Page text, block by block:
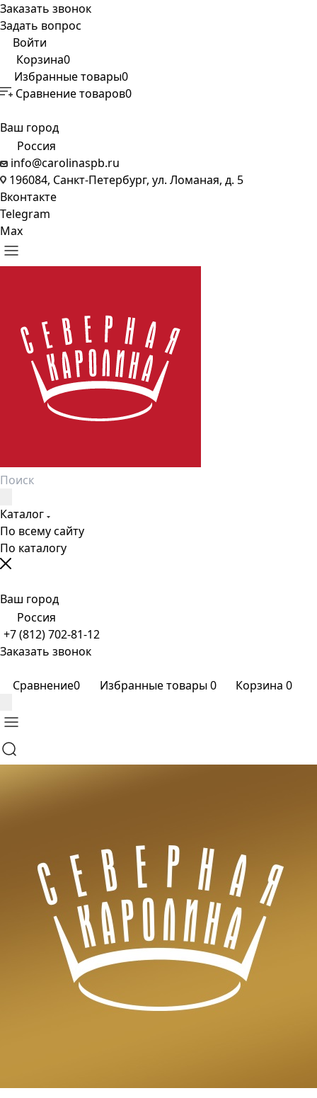
Заказать звонок
Задать вопрос
Войти
Корзина0
Избранные товары0
Сравнение товаров0
Ваш город
Россия
info@carolinaspb.ru
196084, Санкт-Петербург, ул. Ломаная, д. 5
Вконтакте
Telegram
Max
Каталог
По всему сайту
По каталогу
Ваш город
Россия
+7 (812) 702-81-12
Заказать звонок
Сравнение0 Избранные товары0 Корзина 0